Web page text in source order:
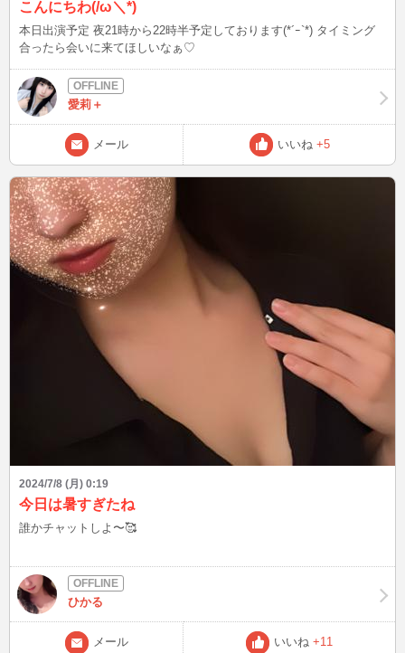
こんにちわ(/ω＼*)
本日出演予定 夜21時から22時半予定しております(*´ｰ`*) タイミング
合ったら会いに来てほしいなぁ♡
愛莉＋
メール いいね +5
2024/7/8 (月) 0:19
今日は暑すぎたね
誰かチャットしよ〜🥰
ひかる
メール いいね +11